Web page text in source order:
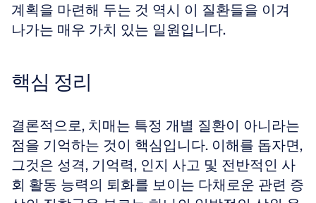
계획을 마련해 두는 것 역시 이 질환들을 이겨
나가는 매우 가치 있는 일원입니다.
핵심 정리
결론적으로, 치매는 특정 개별 질환이 아니라는
점을 기억하는 것이 핵심입니다. 이해를 돕자면,
그것은 성격, 기억력, 인지 사고 및 전반적인 사
회 활동 능력의 퇴화를 보이는 다채로운 관련 증